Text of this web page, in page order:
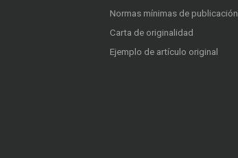
Normas mínimas de publicación
Carta de originalidad
Ejemplo de artículo original